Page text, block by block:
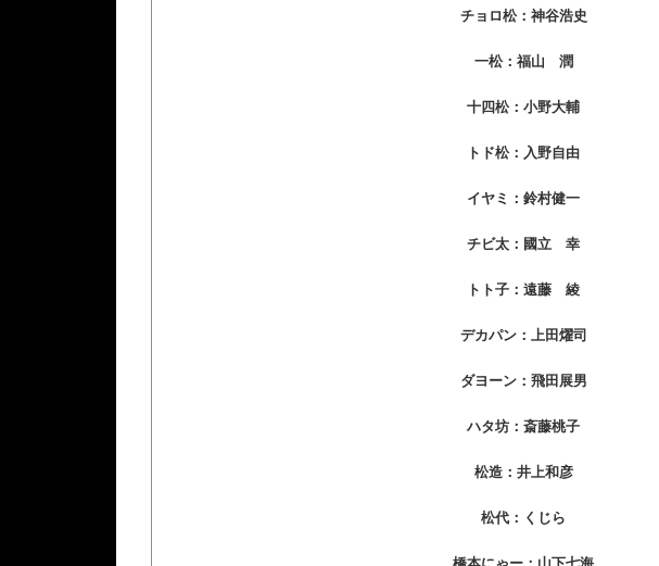
チョロ松：神谷浩史
一松：福山 潤
十四松：小野大輔
トド松：入野自由
イヤミ：鈴村健一
チビ太：國立 幸
トト子：遠藤 綾
デカパン：上田燿司
ダヨーン：飛田展男
ハタ坊：斎藤桃子
松造：井上和彦
松代：くじら